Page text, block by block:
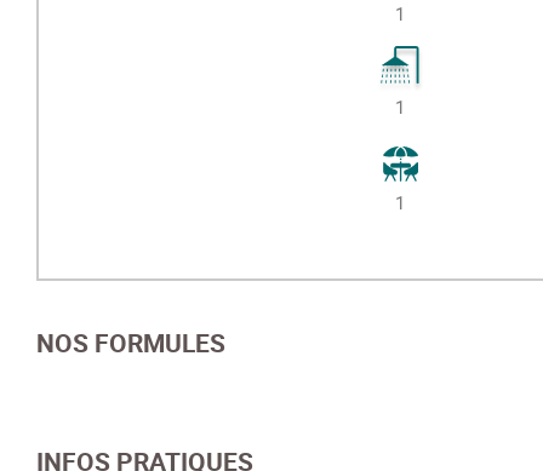
1
1
1
NOS FORMULES
INFOS PRATIQUES